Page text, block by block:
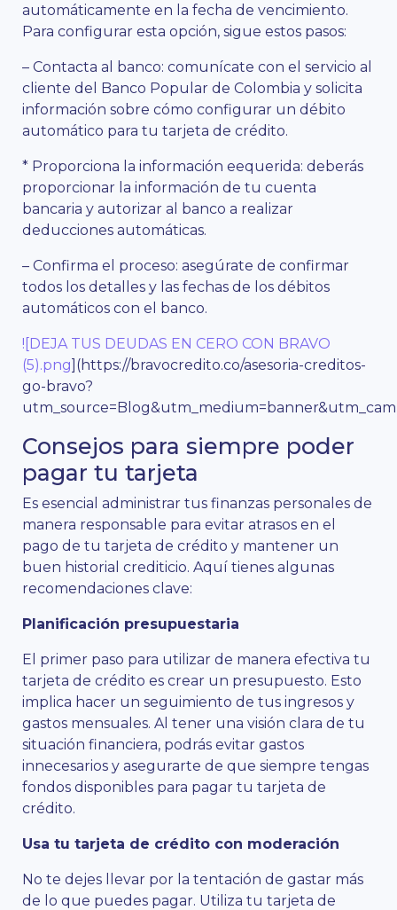
automáticamente en la fecha de vencimiento.
Para configurar esta opción, sigue estos pasos:
– Contacta al banco: comunícate con el servicio al
cliente del Banco Popular de Colombia y solicita
información sobre cómo configurar un débito
automático para tu tarjeta de crédito.
* Proporciona la información eequerida: deberás
proporcionar la información de tu cuenta
bancaria y autorizar al banco a realizar
deducciones automáticas.
– Confirma el proceso: asegúrate de confirmar
todos los detalles y las fechas de los débitos
automáticos con el banco.
![DEJA TUS DEUDAS EN CERO CON BRAVO
(5).png](https://bravocredito.co/asesoria-creditos-
go-bravo?
Consejos para siempre poder
pagar tu tarjeta
Es esencial administrar tus finanzas personales de
manera responsable para evitar atrasos en el
pago de tu tarjeta de crédito y mantener un
buen historial crediticio. Aquí tienes algunas
recomendaciones clave:
Planificación presupuestaria
El primer paso para utilizar de manera efectiva tu
tarjeta de crédito es crear un presupuesto. Esto
implica hacer un seguimiento de tus ingresos y
gastos mensuales. Al tener una visión clara de tu
situación financiera, podrás evitar gastos
innecesarios y asegurarte de que siempre tengas
fondos disponibles para pagar tu tarjeta de
crédito.
Usa tu tarjeta de crédito con moderación
No te dejes llevar por la tentación de gastar más
de lo que puedes pagar. Utiliza tu tarjeta de